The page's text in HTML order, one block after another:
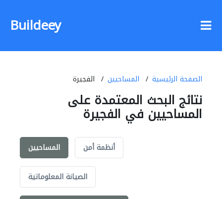
Buildeey
الصفحة الرئيسية المساحيين الفجيرة
نتائج البحث المعتمدة على
المساحيين في الفجيرة
المساحيين أنظمة أمن
الصيانة المعلوماتية